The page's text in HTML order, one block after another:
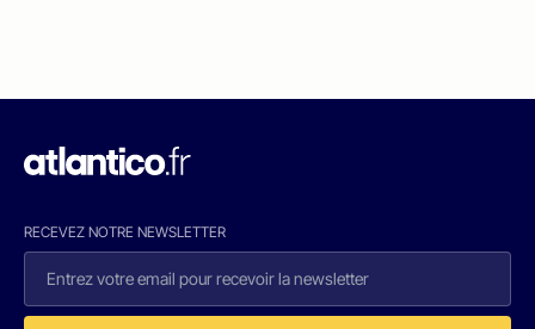
RECEVEZ NOTRE NEWSLETTER